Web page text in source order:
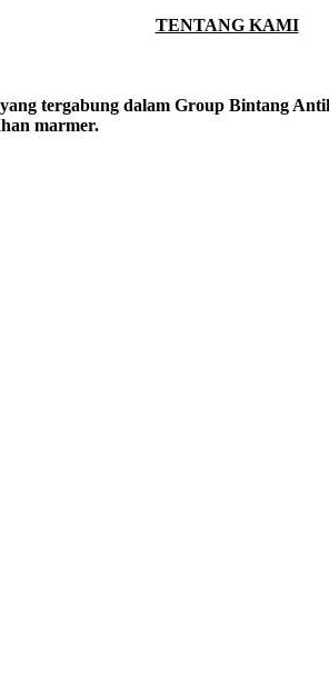
TENTANG KAMI
tergabung dalam Group Bintang
marmer.